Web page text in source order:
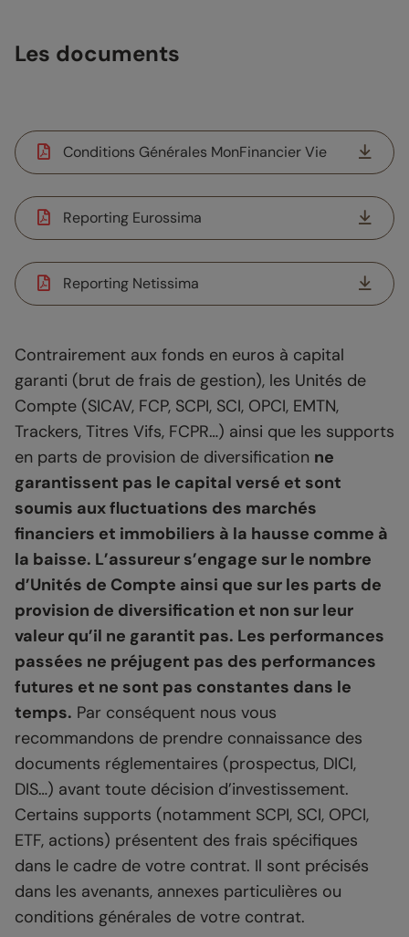
Les documents
Conditions Générales MonFinancier Vie
Reporting Eurossima
Reporting Netissima
Contrairement aux fonds en euros à capital
garanti (brut de frais de gestion), les Unités de
Compte (SICAV, FCP, SCPI, SCI, OPCI, EMTN,
Trackers, Titres Vifs, FCPR…) ainsi que les supports
en parts de provision de diversification ne
garantissent pas le capital versé et sont
soumis aux fluctuations des marchés
financiers et immobiliers à la hausse comme à
la baisse. L’assureur s’engage sur le nombre
d’Unités de Compte ainsi que sur les parts de
provision de diversification et non sur leur
valeur qu’il ne garantit pas. Les performances
passées ne préjugent pas des performances
futures et ne sont pas constantes dans le
temps. Par conséquent nous vous
recommandons de prendre connaissance des
documents réglementaires (prospectus, DICI,
DIS…) avant toute décision d’investissement.
Certains supports (notamment SCPI, SCI, OPCI,
ETF, actions) présentent des frais spécifiques
dans le cadre de votre contrat. Il sont précisés
dans les avenants, annexes particulières ou
conditions générales de votre contrat.